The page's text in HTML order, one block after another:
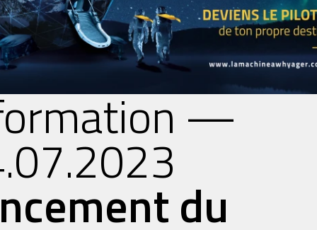
—
du